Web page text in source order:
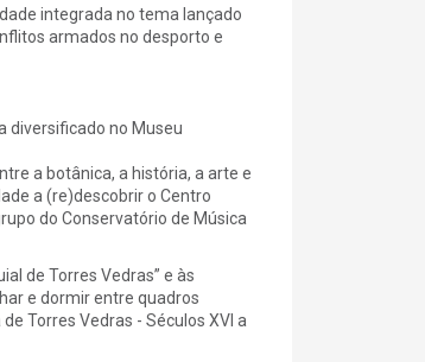
integrada no tema lançado
armados no desporto e
diversificado no Museu
a botânica, a história, a arte e
a (re)descobrir o Centro
do Conservatório de Música
de Torres Vedras” e às
e dormir entre quadros
Torres Vedras - Séculos XVI a